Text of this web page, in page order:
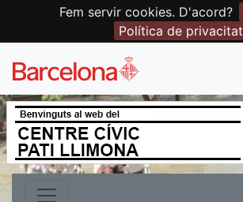
Fem servir cookies. D'acord?
Política de privacitat